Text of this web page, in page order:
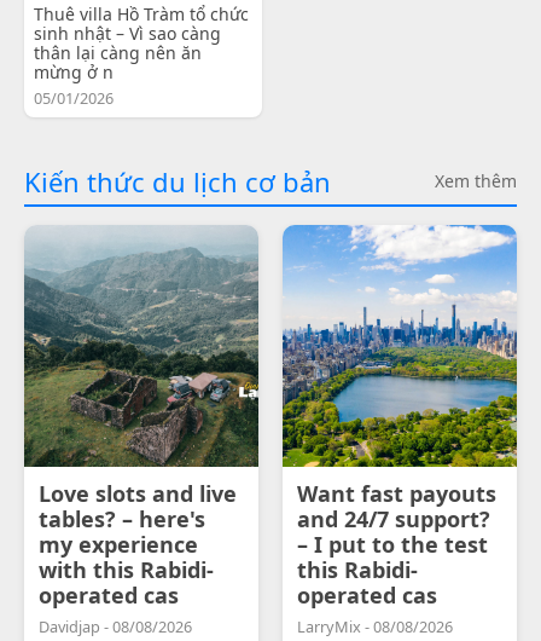
Thuê villa Hồ Tràm tổ chức
sinh nhật – Vì sao càng
thân lại càng nên ăn
mừng ở n
05/01/2026
Kiến thức du lịch cơ bản Xem thêm
Love slots and live
tables? – here's
my experience
with this Rabidi-
operated cas
Davidjap - 08/08/2026
Want fast payouts
and 24/7 support?
– I put to the test
this Rabidi-
operated cas
LarryMix - 08/08/2026